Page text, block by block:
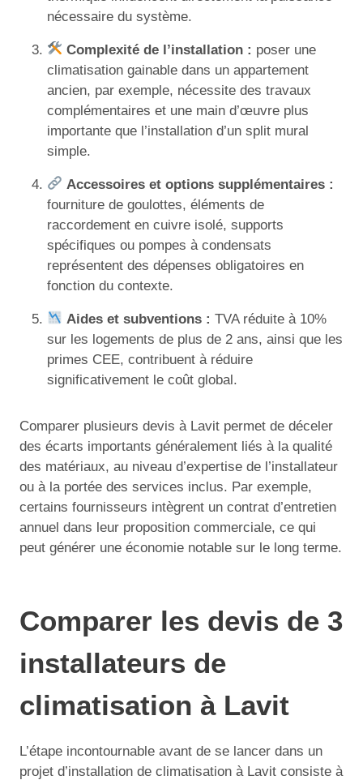
nécessaire du système.
Complexité de l’installation : poser une
climatisation gainable dans un appartement
ancien, par exemple, nécessite des travaux
complémentaires et une main d’œuvre plus
importante que l’installation d’un split mural
simple.
Accessoires et options supplémentaires :
fourniture de goulottes, éléments de
raccordement en cuivre isolé, supports
spécifiques ou pompes à condensats
représentent des dépenses obligatoires en
fonction du contexte.
Aides et subventions : TVA réduite à 10%
sur les logements de plus de 2 ans, ainsi que les
primes CEE, contribuent à réduire
significativement le coût global.
Comparer plusieurs devis à Lavit permet de déceler
des écarts importants généralement liés à la qualité
des matériaux, au niveau d’expertise de l’installateur
ou à la portée des services inclus. Par exemple,
certains fournisseurs intègrent un contrat d’entretien
annuel dans leur proposition commerciale, ce qui
peut générer une économie notable sur le long terme.
Comparer les devis de 3
installateurs de
climatisation à Lavit
L’étape incontournable avant de se lancer dans un
projet d’installation de climatisation à Lavit consiste à